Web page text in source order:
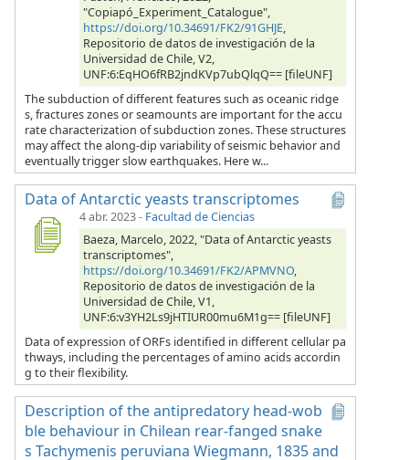
"Copiapó_Experiment_Catalogue",
https://doi.org/10.34691/FK2/91GHJE,
Repositorio de datos de investigación de la
Universidad de Chile, V2,
UNF:6:EqHO6fRB2jndKVp7ubQlqQ== [fileUNF]
The subduction of different features such as oceanic ridge
s, fractures zones or seamounts are important for the accu
rate characterization of subduction zones. These structures
may affect the along-dip variability of seismic behavior and
eventually trigger slow earthquakes. Here w...
Data of Antarctic yeasts transcriptomes
4 abr. 2023- Facultad de Ciencias
Baeza, Marcelo, 2022, "Data of Antarctic yeasts
transcriptomes",
https://doi.org/10.34691/FK2/APMVNO,
Repositorio de datos de investigación de la
Universidad de Chile, V1,
UNF:6:v3YH2Ls9jHTIUR00mu6M1g== [fileUNF]
Data of expression of ORFs identified in different cellular pa
thways, including the percentages of amino acids accordin
g to their flexibility.
Description of the antipredatory head-wob
ble behaviour in Chilean rear-fanged snake
s Tachymenis peruviana Wiegmann, 1835 and